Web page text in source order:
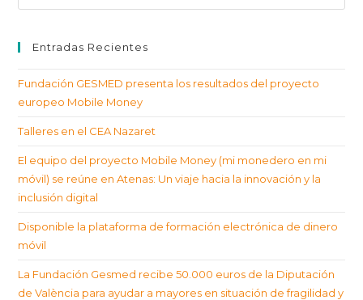
Entradas Recientes
Fundación GESMED presenta los resultados del proyecto
europeo Mobile Money
Talleres en el CEA Nazaret
El equipo del proyecto Mobile Money (mi monedero en mi
móvil) se reúne en Atenas: Un viaje hacia la innovación y la
inclusión digital
Disponible la plataforma de formación electrónica de dinero
móvil
La Fundación Gesmed recibe 50.000 euros de la Diputación
de València para ayudar a mayores en situación de fragilidad y